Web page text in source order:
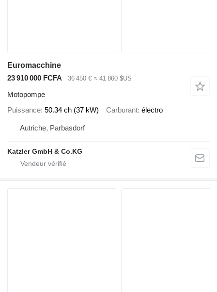
Euromacchine
23 910 000 FCFA
36 450 € ≈ 41 860 $US
Motopompe
Puissance 50.34 ch (37 kW) Carburant électro
Autriche, Parbasdorf
Katzler GmbH & Co.KG